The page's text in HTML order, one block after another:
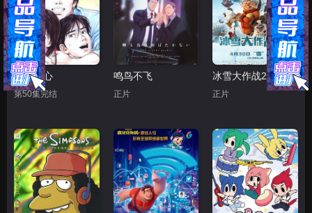
天使之心
第50集完结
鸣鸟不飞
正片
冰雪大作战2（原声版）
正片